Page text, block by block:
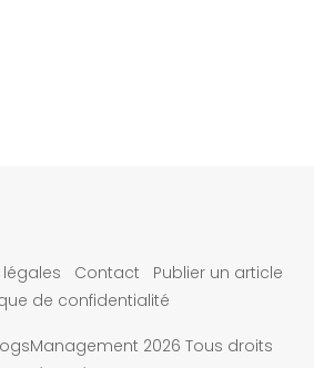
Contact
Publier un article
de confidentialité
2026 Tous droits